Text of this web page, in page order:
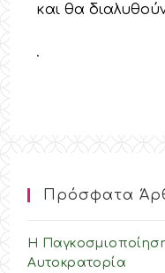
και θα
.
Πρόσφατα
Η
Αυτοκρατορία